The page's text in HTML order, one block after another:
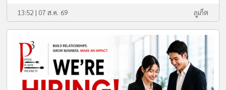
13:52 | 07 ส.ค. 69 ภูเก็ต